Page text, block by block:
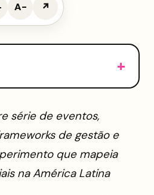
A− ↗
série de eventos,
de gestão e
que mapeia
na América Latina